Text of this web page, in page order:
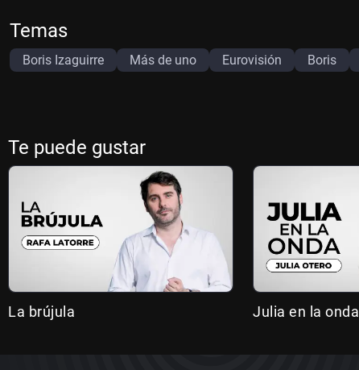
Temas
Boris Izaguirre Más de uno Eurovisión Boris
Te puede gustar
La brújula Julia en la onda